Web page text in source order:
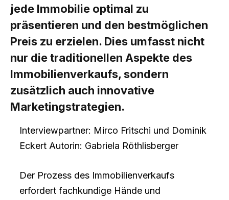
jede Immobilie optimal zu
präsentieren und den bestmöglichen
Preis zu erzielen. Dies umfasst nicht
nur die traditionellen Aspekte des
Immobilienverkaufs, sondern
zusätzlich auch innovative
Marketingstrategien.
Interviewpartner: Mirco Fritschi und Dominik
Eckert Autorin: Gabriela Röthlisberger
Der Prozess des Immobilienverkaufs
erfordert fachkundige Hände und